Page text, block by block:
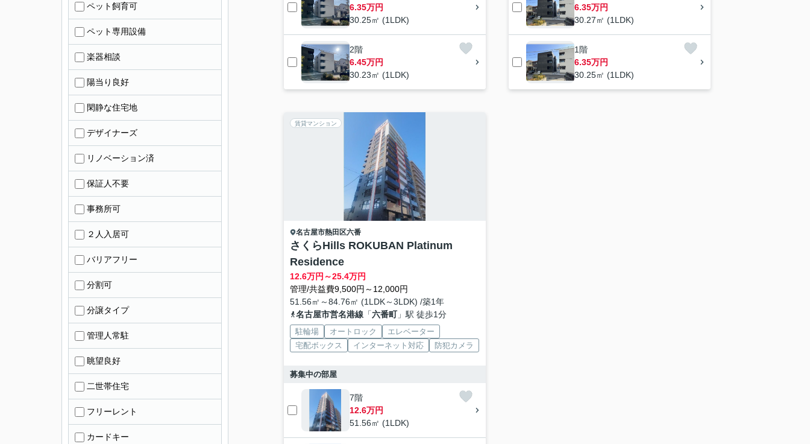
6.35万円
30.25㎡ (1LDK)
2階
6.45万円
30.23㎡ (1LDK)
6.35万円
30.27㎡ (1LDK)
1階
6.35万円
30.25㎡ (1LDK)
賃貸マンション
名古屋市熱田区六番
さくらHills ROKUBAN Platinum
Residence
12.6万円～25.4万円
管理/共益費9,500円～12,000円
51.56㎡～84.76㎡ (1LDK～3LDK) /築1年
名古屋市営名港線「六番町」駅 徒歩1分
駐輪場 オートロック
エレベーター
宅配ボックス
インターネット対応 防犯カメラ
募集中の部屋
7階
12.6万円
51.56㎡ (1LDK)
ペット飼育可
ペット専用設備
楽器相談
陽当り良好
閑静な住宅地
デザイナーズ
リノベーション済
保証人不要
事務所可
２人入居可
バリアフリー
分割可
分譲タイプ
管理人常駐
眺望良好
二世帯住宅
フリーレント
カードキー